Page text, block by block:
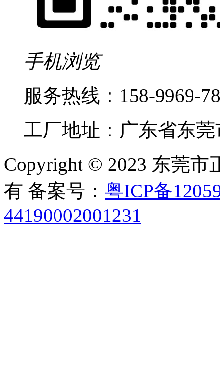
手机浏览
服务热线： 158-9969-
工厂地址：广东省东
Copyright © 2023 东莞
有 备案号： 粤ICP备
44190002001231